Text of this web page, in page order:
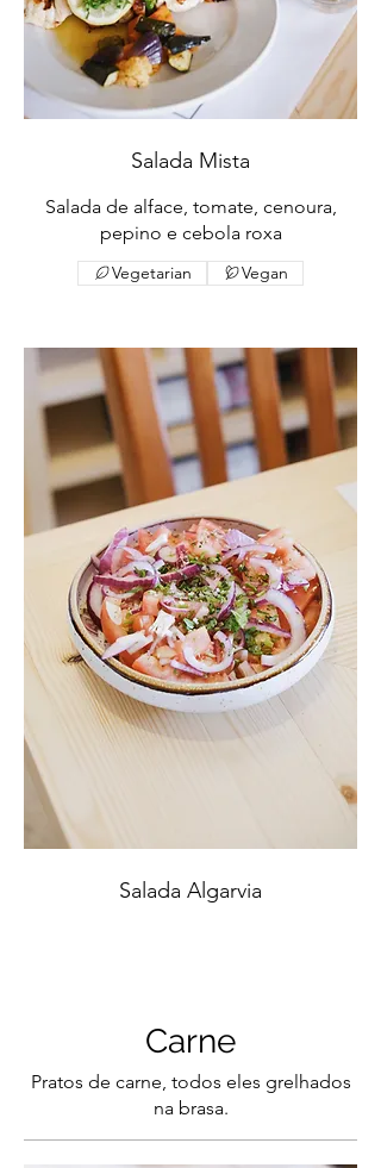
Salada Mista
Salada de alface, tomate, cenoura,
pepino e cebola roxa
Vegetarian Vegan
Salada Algarvia
Carne
Pratos de carne, todos eles grelhados
na brasa.